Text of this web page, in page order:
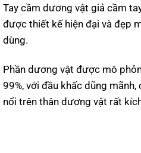
Tay cầm dương vật giả cầm
được thiết kế hiện đại và đẹp
dùng.
Phần dương vật được mô
99%, với đầu khấc dũng
nổi trên thân dương vật rất